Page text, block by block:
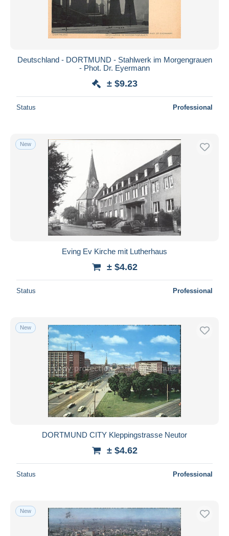
Deutschland - DORTMUND - Stahlwerk im Morgengrauen
- Phot. Dr. Eyermann
± $9.23
Status Professional
New
Eving Ev Kirche mit Lutherhaus
± $4.62
Status Professional
New
DORTMUND CITY Kleppingstrasse Neutor
± $4.62
Status Professional
New